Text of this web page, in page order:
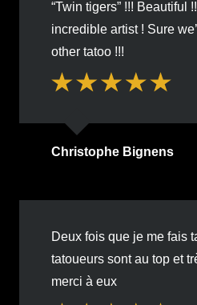
“Twin tigers” !!! Beautiful
incredible artist ! Sure
other tatoo !!!
Christophe Bignens
Deux fois que je me fais
tatoueurs sont au top et
merci à eux